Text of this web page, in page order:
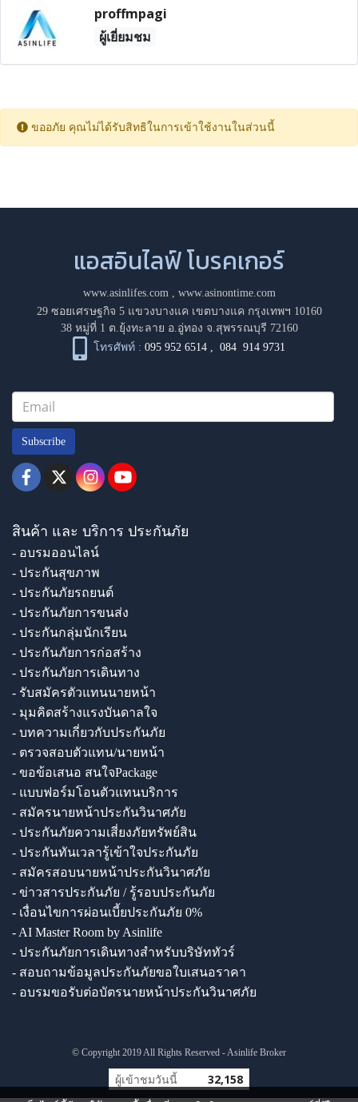
proffmpagi
ผู้เยี่ยมชม
ขออภัย คุณไม่ได้รับสิทธิในการเข้าใช้งานในส่วนนี้
แอสอินไลฟ์ โบรคเกอร์
www.asinlifes.com, www.asinontime.com
29 ซอยเศรษฐกิจ 5 แขวงบางแค เขตบางแค กรุงเทพฯ 10160
38 หมู่ที่ 1 ต.ยุ้งทะลาย อ.อู่ทอง จ.สุพรรณบุรี 72160
โทรศัพท์ : 095 952 6514 ,084 914 9731
Subscribe
สินค้า และ บริการ ประกันภัย
- อบรมออนไลน์
- ประกันสุขภาพ
- ประกันภัยรถยนต์
- ประกันภัยการขนส่ง
- ประกันกลุ่มนักเรียน
- ประกันภัยการก่อสร้าง
- ประกันภัยการเดินทาง
- รับสมัครตัวแทนนายหน้า
- มุมคิดสร้างแรงบันดาลใจ
- บทความเกี่ยวกับประกันภัย
- ตรวจสอบตัวแทน/นายหน้า
- ขอข้อเสนอ สนใจPackage
- แบบฟอร์มโอนตัวแทนบริการ
- สมัครนายหน้าประกันวินาศภัย
- ประกันภัยความเสี่ยงภัยทรัพย์สิน
- ประกันทันเวลารู้เข้าใจประกันภัย
- สมัครสอบนายหน้าประกันวินาศภัย
- ข่าวสารประกันภัย / รู้รอบประกันภัย
- เงื่อนไขการผ่อนเบี้ยประกันภัย 0%
- AI Master Room by Asinlife
- ประกันภัยการเดินทางสำหรับบริษัททัวร์
- สอบถามข้อมูลประกันภัยขอใบเสนอราคา
- อบรมขอรับต่อบัตรนายหน้าประกันวินาศภัย
© Copyright 2019 All Rights Reserved - Asinlife Broker
ผู้เข้าชมวันนี้ 32,158